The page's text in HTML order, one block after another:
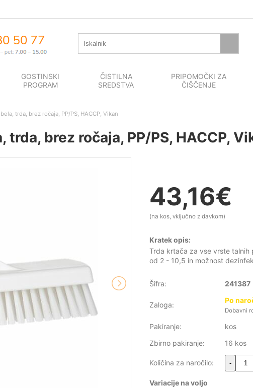
GOSTINSKI
PROGRAM
ČISTILNA
SREDSTVA
PRIPOMOČKI ZA
ČIŠČENJE
trda, brez ročaja, PP/PS, HACCP, Vikan
brez ročaja, PP/PS, HACCP,
43,16€
(na kos, vključno z davkom)
Kratek opis:
Trda krtača za vse vrste talnih
od 2 - 10,5 in možnost
Šifra: 241387
Zaloga:
Po
Dobavni
Pakiranje:
kos
Zbirno pakiranje:
16 kos
Količina za naročilo: -
Variacije na voljo